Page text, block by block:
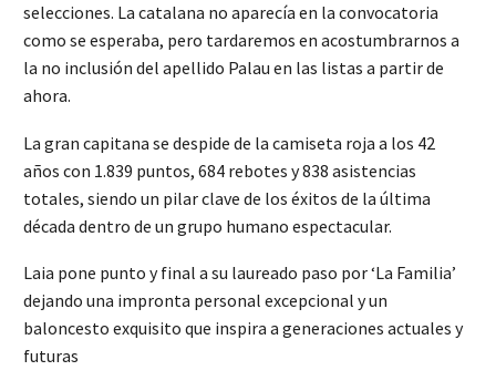
selecciones. La catalana no aparecía en la convocatoria
como se esperaba, pero tardaremos en acostumbrarnos a
la no inclusión del apellido Palau en las listas a partir de
ahora.
La gran capitana se despide de la camiseta roja a los 42
años con 1.839 puntos, 684 rebotes y 838 asistencias
totales, siendo un pilar clave de los éxitos de la última
década dentro de un grupo humano espectacular.
Laia pone punto y final a su laureado paso por ‘La Familia’
dejando una impronta personal excepcional y un
baloncesto exquisito que inspira a generaciones actuales y
futuras